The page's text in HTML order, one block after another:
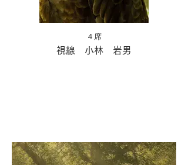
４席
視線 小林 岩男